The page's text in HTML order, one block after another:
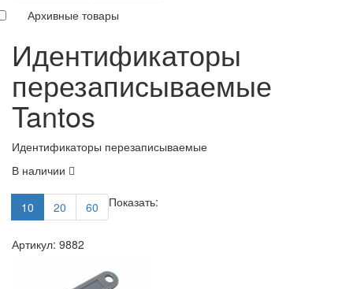
Архивные товары
Идентификаторы
перезаписываемые
Tantos
Идентификаторы перезаписываемые
В наличии
Показать:
10 20 60
Артикул: 9882